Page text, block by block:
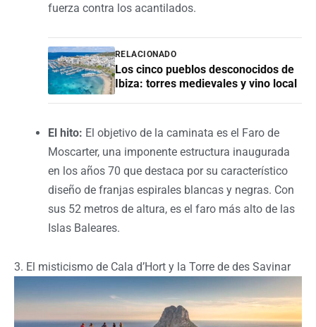
fuerza contra los acantilados.
RELACIONADO
Los cinco pueblos desconocidos de
Ibiza: torres medievales y vino local
El hito: El objetivo de la caminata es el Faro de
Moscarter, una imponente estructura inaugurada
en los años 70 que destaca por su característico
diseño de franjas espirales blancas y negras. Con
sus 52 metros de altura, es el faro más alto de las
Islas Baleares.
3. El misticismo de Cala d’Hort y la Torre de des Savinar